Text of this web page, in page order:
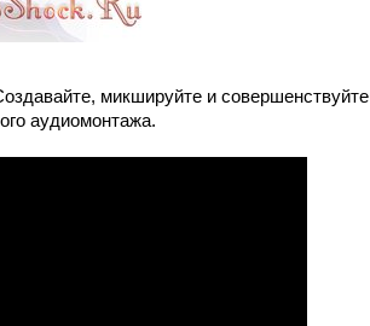
микшируйте и совершенствуйте
аудиомонтажа.